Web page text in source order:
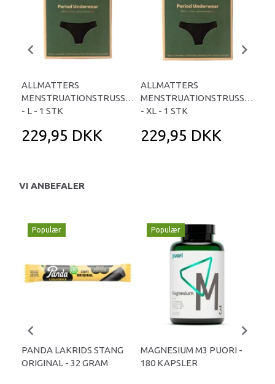
ALLMATTERS
MENSTRUATIONSTRUSSER
- L - 1 STK
229,95 DKK
ALLMATTERS
MENSTRUATIONSTRUSSER
- XL - 1 STK
229,95 DKK
VI ANBEFALER
Populær
PANDA LAKRIDS STANG
ORIGINAL - 32 GRAM
Populær
MAGNESIUM M3 PUORI -
180 KAPSLER